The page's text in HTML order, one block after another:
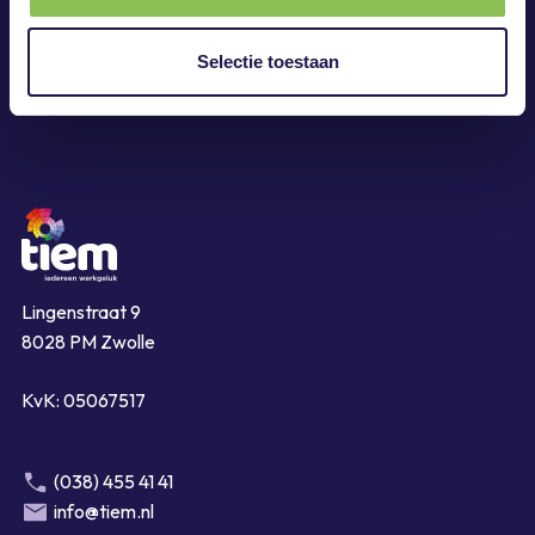
Selectie toestaan
Lingenstraat 9
8028 PM Zwolle
KvK: 05067517
(038) 455 41 41
info@tiem.nl